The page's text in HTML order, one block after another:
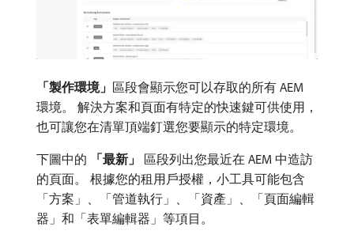
「製作環境」 ​區段會顯示您可以存取的所有 AEM
環境。 解決方案和頁面有特定的快速鍵可供使用，
也可讓您在清單頂端釘選您要顯示的特定環境。
下圖中的​ 「最新」
​區段列出您最近在 AEM 中造訪
的頁面。 根據您的租用戶授權，小工具可能包含
「方案」、「管道執行」、「資產」、「頁面編輯
器」和「表單編輯器」等項目。